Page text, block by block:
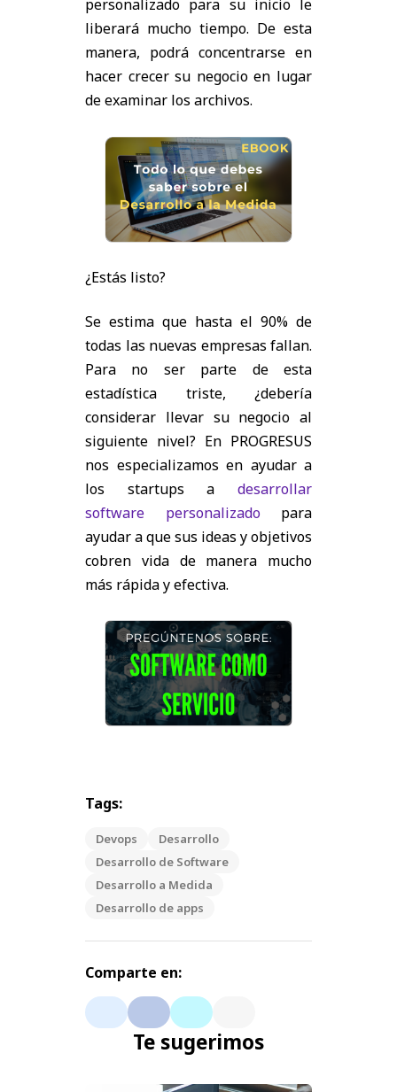
personalizado para su inicio le
liberará mucho tiempo. De esta
manera, podrá concentrarse en
hacer crecer su negocio en lugar
de examinar los archivos.
¿Estás listo?
Se estima que hasta el 90% de
todas las nuevas empresas fallan.
Para no ser parte de esta
estadística triste, ¿debería
considerar llevar su negocio al
siguiente nivel? En PROGRESUS
nos especializamos en ayudar a
los startups a desarrollar
software personalizado para
ayudar a que sus ideas y objetivos
cobren vida de manera mucho
más rápida y efectiva.
Tags:
Devops
Desarrollo
Desarrollo de Software
Desarrollo a Medida
Desarrollo de apps
Comparte en:
Te sugerimos